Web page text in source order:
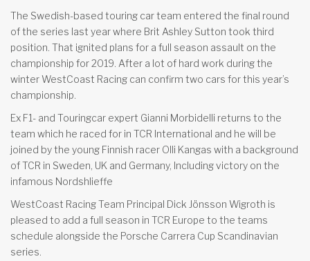
The Swedish-based touring car team entered the final round
of the series last year where Brit Ashley Sutton took third
position. That ignited plans for a full season assault on the
championship for 2019. After a lot of hard work during the
winter WestCoast Racing can confirm two cars for this year’s
championship.
Ex F1- and Touringcar expert Gianni Morbidelli returns to the
team which he raced for in TCR International and he will be
joined by the young Finnish racer Olli Kangas with a background
of TCR in Sweden, UK and Germany, Including victory on the
infamous Nordshlieffe
WestCoast Racing Team Principal Dick Jönsson Wigroth is
pleased to add a full season in TCR Europe to the teams
schedule alongside the Porsche Carrera Cup Scandinavian
series.